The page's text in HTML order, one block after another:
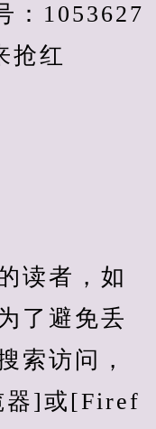
：1053627
抢红
者，如
了避免丢
索访问，
器]或[Firef